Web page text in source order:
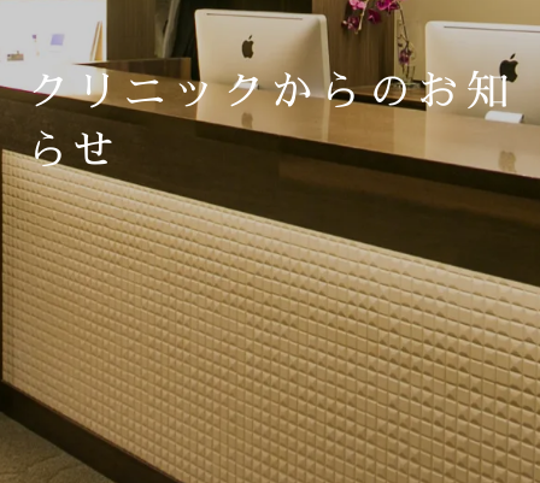
クリニックからのお知
らせ